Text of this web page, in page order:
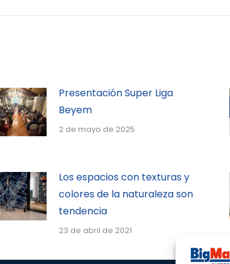
Presentación Super Liga
Beyem
2 de mayo de 2025
Los espacios con texturas y
colores de la naturaleza son
tendencia
23 de abril de 2021